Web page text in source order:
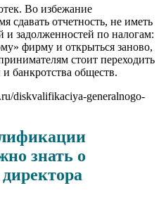
Во избежание
сдавать отчетность, не иметь
и задолженностей по налогам:
фирму и открыться заново,
стоит переходить
банкротства обществ.
diskvalifikaciya-generalnogo-
знать о